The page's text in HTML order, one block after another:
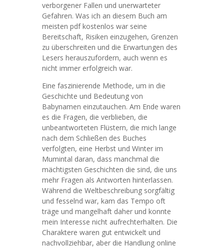
verborgener Fallen und unerwarteter
Gefahren. Was ich an diesem Buch am
meisten pdf kostenlos war seine
Bereitschaft, Risiken einzugehen, Grenzen
zu überschreiten und die Erwartungen des
Lesers herauszufordern, auch wenn es
nicht immer erfolgreich war.
Eine faszinierende Methode, um in die
Geschichte und Bedeutung von
Babynamen einzutauchen. Am Ende waren
es die Fragen, die verblieben, die
unbeantworteten Flüstern, die mich lange
nach dem Schließen des Buches
verfolgten, eine Herbst und Winter im
Mumintal daran, dass manchmal die
mächtigsten Geschichten die sind, die uns
mehr Fragen als Antworten hinterlassen.
Während die Weltbeschreibung sorgfältig
und fesselnd war, kam das Tempo oft
träge und mangelhaft daher und konnte
mein Interesse nicht aufrechterhalten. Die
Charaktere waren gut entwickelt und
nachvollziehbar, aber die Handlung online